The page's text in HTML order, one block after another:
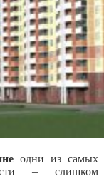
одни из самых
– слишком